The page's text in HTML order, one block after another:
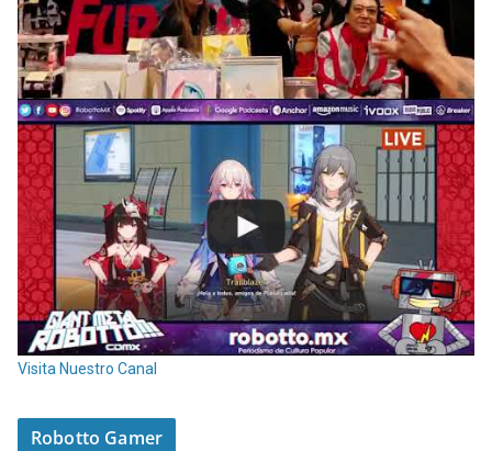
Visita Nuestro Canal
Robotto Gamer